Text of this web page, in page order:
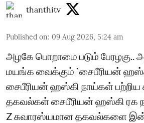
thanthitv
Published on: 09 Aug 2026, 5:24 am
அழகே பொறாமை படும் பேரழகு..
மயங்க வைக்கும் `சைபீரியன்
சைபீரியன் ஹஸ்கி நாய்கள் பற்றிய
தகவல்கள் சைபீரியன் ஹஸ்கி ரக
Z சுவாரஸ்யமான தகவல்களை